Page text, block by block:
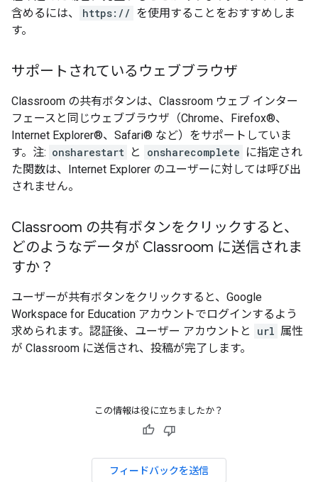
含めるには、
https:// を使用することをおすすめしま
す。
サポートされているウェブブラウザ
Classroom の共有ボタンは、Classroom ウェブ インター
フェースと同じウェブブラウザ（Chrome、Firefox®、
Internet Explorer®、Safari® など）をサポートしていま
す。注: onsharestart と onsharecomplete に指定され
た関数は、Internet Explorer のユーザーに対しては呼び出
されません。
Classroom の共有ボタンをクリックすると、
どのようなデータが Classroom に送信されま
すか？
ユーザーが共有ボタンをクリックすると、Google
Workspace for Education アカウントでログインするよう
求められます。認証後、ユーザー アカウントと
url 属性
が Classroom に送信され、投稿が完了します。
この情報は役に立ちましたか？
フィードバックを送信